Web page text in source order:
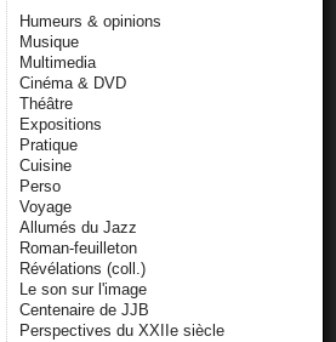
Humeurs & opinions
Musique
Multimedia
Cinéma & DVD
Théâtre
Expositions
Pratique
Cuisine
Perso
Voyage
Allumés du Jazz
Roman-feuilleton
Révélations (coll.)
Le son sur l'image
Centenaire de JJB
Perspectives du XXIIe siècle